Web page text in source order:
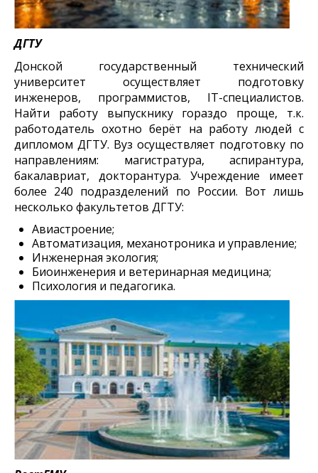
ДГТУ
Донской государственный технический
университет осуществляет подготовку
инженеров, программистов, IT-специалистов.
Найти работу выпускнику гораздо проще, т.к.
работодатель охотно берёт на работу людей с
дипломом ДГТУ. Вуз осуществляет подготовку по
направлениям: магистратура, аспирантура,
бакалавриат, докторантура. Учреждение имеет
более 240 подразделений по России. Вот лишь
несколько факультетов ДГТУ:
Авиастроение;
Автоматизация, механотроника и управление;
Инженерная экология;
Биоинженерия и ветеринарная медицина;
Психология и педагогика.